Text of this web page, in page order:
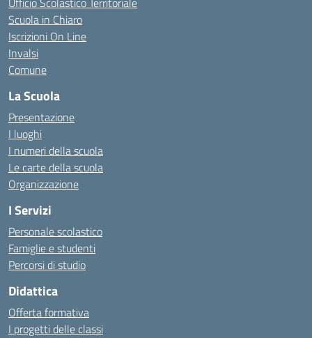
Scuola in Chiaro
Iscrizioni On Line
Invalsi
Comune
La Scuola
Presentazione
I luoghi
I numeri della scuola
Le carte della scuola
Organizzazione
I Servizi
Personale scolastico
Famiglie e studenti
Percorsi di studio
Didattica
Offerta formativa
I progetti delle classi